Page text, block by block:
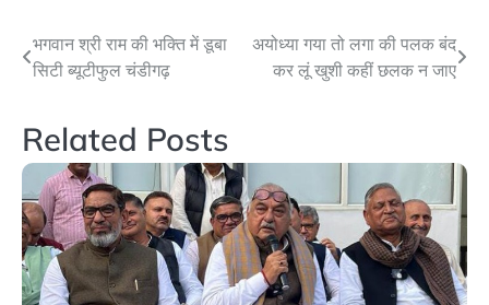
Post
navigation
भगवान श्री राम की भक्ति में डूबा
सिटी ब्यूटीफुल चंडीगढ़
अयोध्या गया तो लगा की पलक बंद
कर लूं खुशी कहीं छलक न जाए
Related Posts